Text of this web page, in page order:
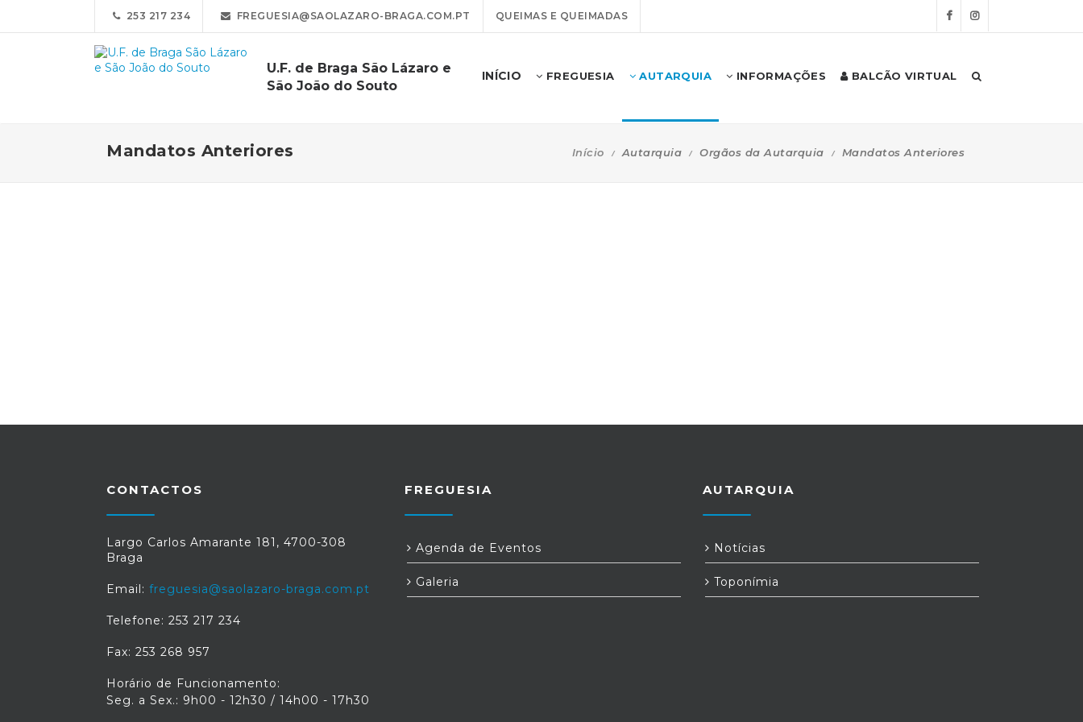
253 217 234 FREGUESIA@SAOLAZARO-BRAGA.COM.PT QUEIMAS E QUEIMADAS
U.F. de Braga São Lázaro e
São João do Souto
INÍCIO FREGUESIA AUTARQUIA INFORMAÇÕES BALCÃO VIRTUAL
Mandatos Anteriores Início Autarquia Orgãos da Autarquia Mandatos Anteriores
CONTACTOS
Largo Carlos Amarante 181, 4700-308
Braga
Email: freguesia@saolazaro-braga.com.pt
Telefone: 253 217 234
Fax: 253 268 957
Horário de Funcionamento:
Seg. a Sex.: 9h00 - 12h30 / 14h00 - 17h30
FREGUESIA
Agenda de Eventos
Galeria
AUTARQUIA
Notícias
Toponímia